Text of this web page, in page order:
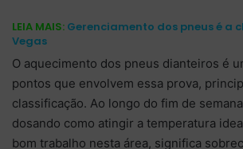
LEIA MAIS: Gerenciamento dos pneus é a
Vegas
O aquecimento dos pneus dianteiros é
pontos que envolvem essa prova,
classificação. Ao longo do fim de
dosando como atingir a temperatura
bom trabalho nesta área, significa